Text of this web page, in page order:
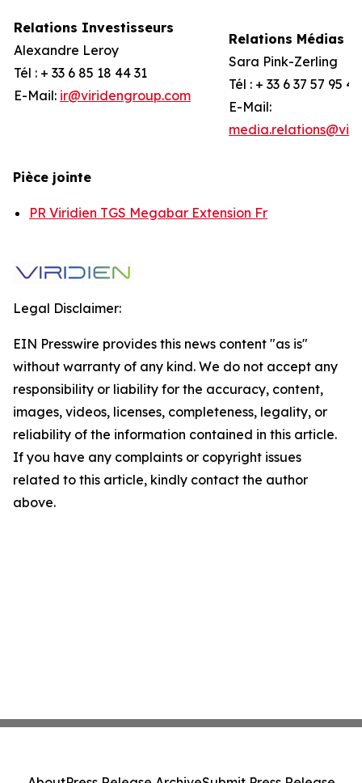
Relations Investisseurs
Alexandre Leroy
Tél : + 33 6 85 18 44 31
E-Mail: ir@viridengroup.com
Relations Médias
Sara Pink-Zerling
Tél : + 33 6 37 57 95 44
E-Mail:
Pièce jointe
PR Viridien TGS Megabar Extension Fr
Legal Disclaimer:
EIN Presswire provides this news content "as is"
without warranty of any kind. We do not accept any
responsibility or liability for the accuracy, content,
images, videos, licenses, completeness, legality, or
reliability of the information contained in this article.
If you have any complaints or copyright issues
related to this article, kindly contact the author
above.